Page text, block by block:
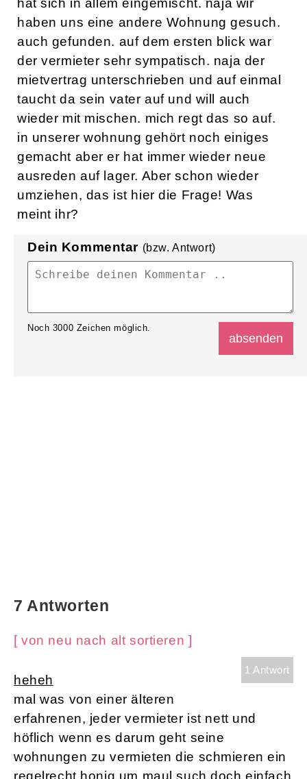
hat sich in allem eingemischt. naja wir
haben uns eine andere Wohnung gesuch.
auch gefunden. auf dem ersten blick war
der vermieter sehr sympatisch. naja der
mietvertrag unterschrieben und auf einmal
taucht da sein vater auf und will auch
wieder mit mischen. mich regt das so auf.
in unserer wohnung gehört noch einiges
gemacht aber er hat immer wieder neue
ausreden auf lager. Aber schon wieder
umziehen, das ist hier die Frage! Was
meint ihr?
Dein Kommentar (bzw. Antwort)
Noch 3000 Zeichen möglich.
7 Antworten
[ von neu nach alt sortieren ]
1 Antwort
heheh
mal was von einer älteren
erfahrenen, jeder vermieter ist nett und
höflich wenn es darum geht seine
wohnungen zu vermieten die schmieren ein
regelrecht honig um maul such doch einfach